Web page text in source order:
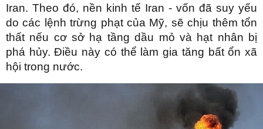
Iran. Theo đó, nền kinh tế Iran - vốn đã suy yếu
do các lệnh trừng phạt của Mỹ, sẽ chịu thêm tổn
thất nếu cơ sở hạ tầng dầu mỏ và hạt nhân bị
phá hủy. Điều này có thể làm gia tăng bất ổn xã
hội trong nước.